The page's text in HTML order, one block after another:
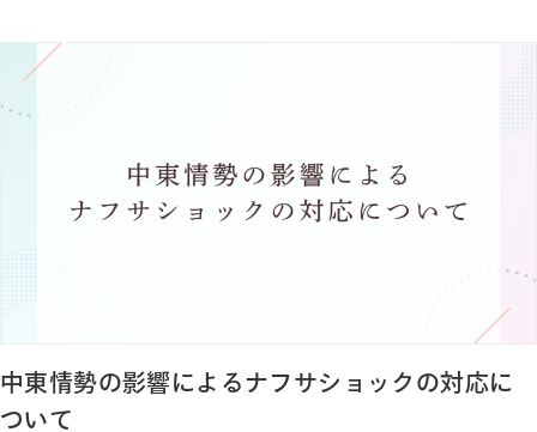
づくりに関わるさまざまな資材や設備に、供給面・価格面の両方
で影響が出始め…
中東情勢の影響によるナフサショックの対応に
ついて